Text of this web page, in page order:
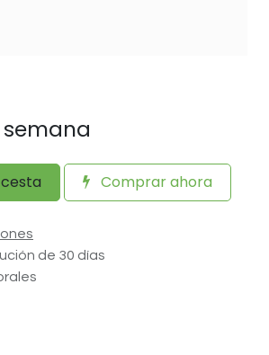
Comprar ahora
de 30 días